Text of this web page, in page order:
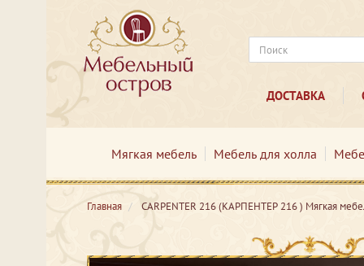
ДОСТАВКА
Мягкая мебель Мебель для холла
Главная CARPENTER 216 (КАРПЕНТЕР 216 ) Мягкая